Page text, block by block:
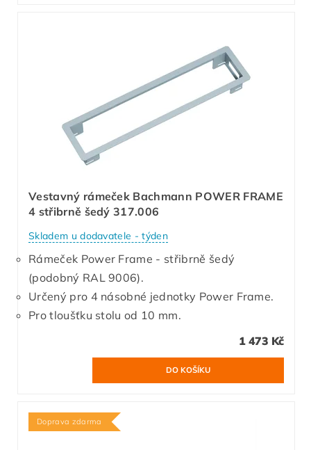
Vestavný rámeček Bachmann POWER FRAME
4 střibrně šedý 317.006
Skladem u dodavatele - týden
Rámeček Power Frame - střibrně šedý
(podobný RAL 9006).
Určený pro 4 násobné jednotky Power Frame.
Pro tloušťku stolu od 10 mm.
1 473 Kč
Doprava zdarma